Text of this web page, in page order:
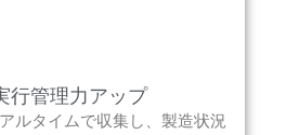
行管理力アップ
ルタイムで収集し、製造状況